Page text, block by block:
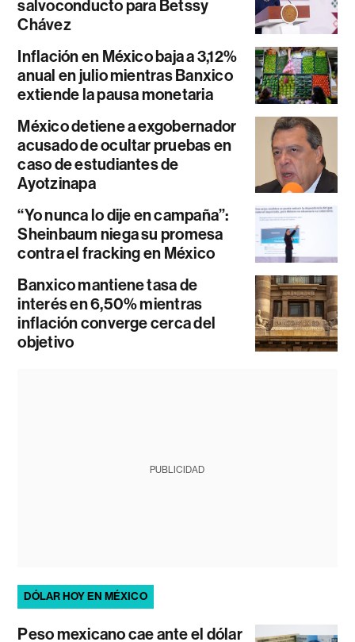
salvoconducto para Betssy
Chávez
Inflación en México baja a 3,12%
anual en julio mientras Banxico
extiende la pausa monetaria
México detiene a exgobernador
acusado de ocultar pruebas en
caso de estudiantes de
Ayotzinapa
“Yo nunca lo dije en campaña”:
Sheinbaum niega su promesa
contra el fracking en México
Banxico mantiene tasa de
interés en 6,50% mientras
inflación converge cerca del
objetivo
PUBLICIDAD
DÓLAR HOY EN MÉXICO
Peso mexicano cae ante el dólar